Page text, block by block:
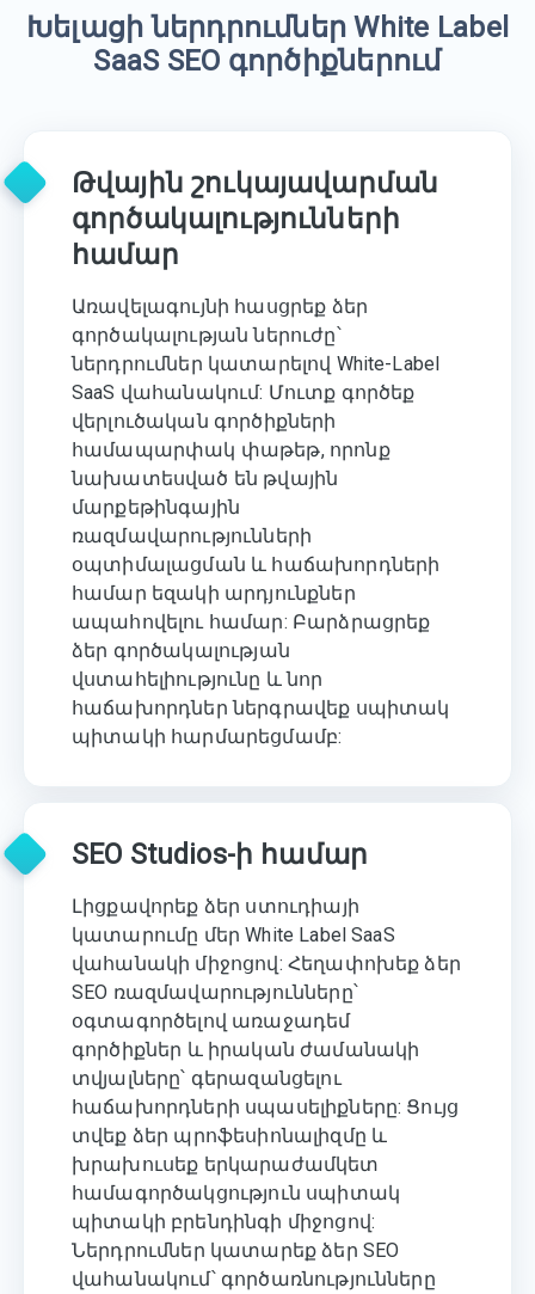
Խելացի ներդրումներ White Label
SaaS SEO գործիքներում
Թվային շուկայավարման
գործակալությունների
համար
Առավելագույնի հասցրեք ձեր
գործակալության ներուժը՝
ներդրումներ կատարելով White-Label
SaaS վահանակում: Մուտք գործեք
վերլուծական գործիքների
համապարփակ փաթեթ, որոնք
նախատեսված են թվային
մարքեթինգային
ռազմավարությունների
օպտիմալացման և հաճախորդների
համար եզակի արդյունքներ
ապահովելու համար: Բարձրացրեք
ձեր գործակալության
վստահելիությունը և նոր
հաճախորդներ ներգրավեք սպիտակ
պիտակի հարմարեցմամբ:
SEO Studios-ի համար
Լիցքավորեք ձեր ստուդիայի
կատարումը մեր White Label SaaS
վահանակի միջոցով: Հեղափոխեք ձեր
SEO ռազմավարությունները՝
օգտագործելով առաջադեմ
գործիքներ և իրական ժամանակի
տվյալները՝ գերազանցելու
հաճախորդների սպասելիքները: Ցույց
տվեք ձեր պրոֆեսիոնալիզմը և
խրախուսեք երկարաժամկետ
համագործակցություն սպիտակ
պիտակի բրենդինգի միջոցով:
Ներդրումներ կատարեք ձեր SEO
վահանակում՝ գործառնությունները